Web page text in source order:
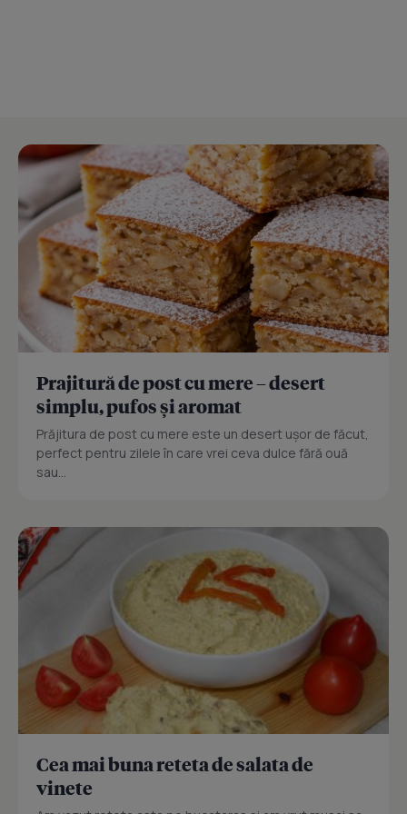
Prajitură de post cu mere – desert
simplu, pufos și aromat
Prăjitura de post cu mere este un desert ușor de făcut,
perfect pentru zilele în care vrei ceva dulce fără ouă
sau...
Cea mai buna reteta de salata de
vinete